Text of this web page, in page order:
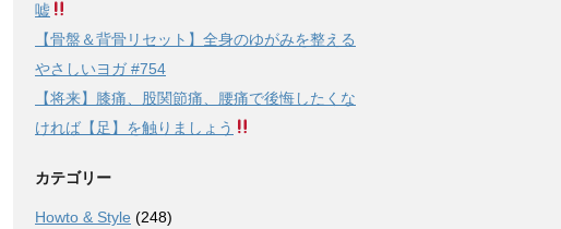
嘘
【骨盤＆背骨リセット】全身のゆがみを整える
やさしいヨガ #754
【将来】膝痛、股関節痛、腰痛で後悔したくな
ければ【足】を触りましょう
カテゴリー
Howto & Style (248)